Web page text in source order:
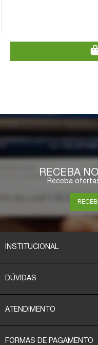
RECEBA
Receba
INSTITUCIONAL
DÚVIDAS
ATENDIMENTO
FORMAS DE PAGAMENTO